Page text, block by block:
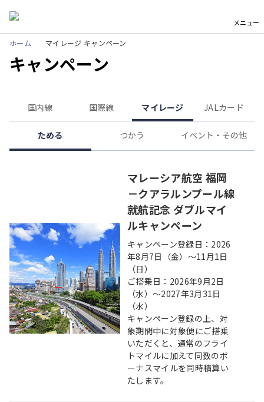
メニュー
ホーム マイレージ キャンペーン
キャンペーン
国内線 国際線 マイレージ JALカード
ためる つかう イベント・その他
マレーシア航空 福岡
－クアラルンプール線
就航記念 ダブルマイ
ルキャンペーン
キャンペーン登録日：2026
年8月7日（金）～11月1日
（日）
ご搭乗日：2026年9月2日
（水）～2027年3月31日
（水）
キャンペーン登録の上、対
象期間中に対象便にご搭乗
いただくと、通常のフライ
トマイルに加えて同数のボ
ーナスマイルを同時積算い
たします。